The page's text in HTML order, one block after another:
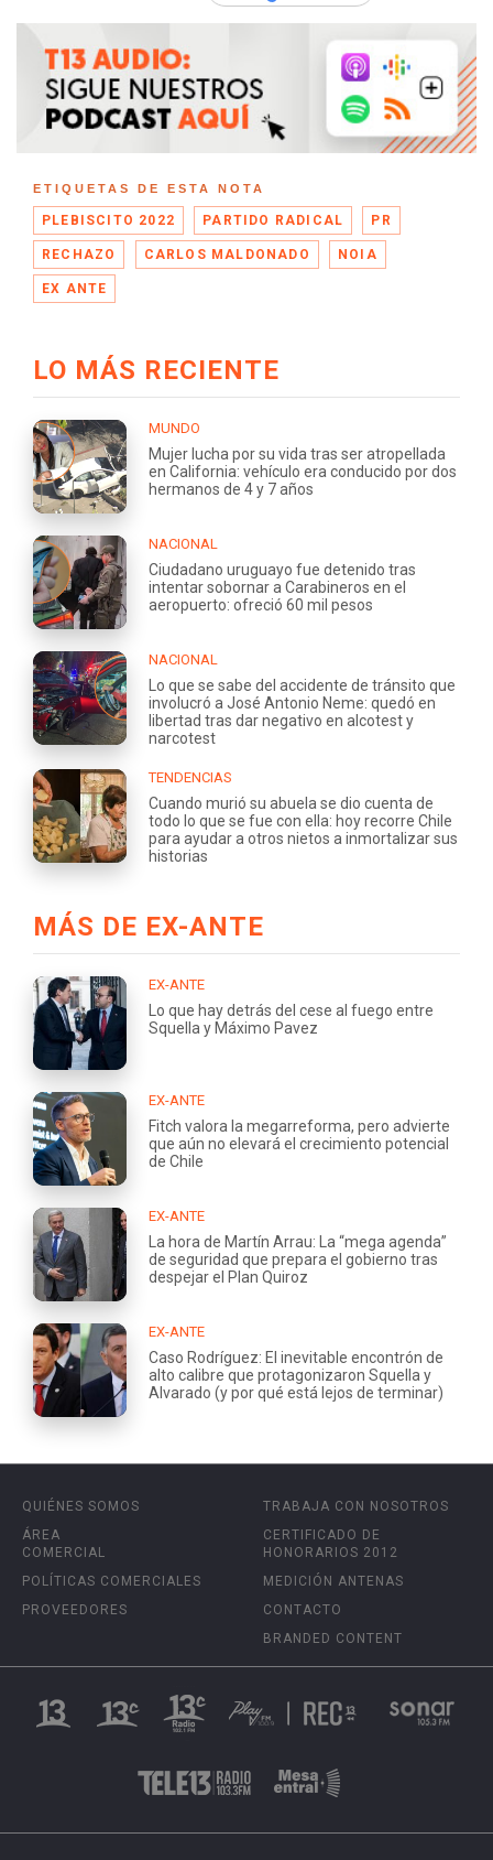
ETIQUETAS DE ESTA NOTA
PLEBISCITO 2022 PARTIDO RADICAL PR
RECHAZO CARLOS MALDONADO NOIA
EX ANTE
LO MÁS RECIENTE
MUNDO
Mujer lucha por su vida tras ser atropellada
en California: vehículo era conducido por dos
hermanos de 4 y 7 años
NACIONAL
Ciudadano uruguayo fue detenido tras
intentar sobornar a Carabineros en el
aeropuerto: ofreció 60 mil pesos
NACIONAL
Lo que se sabe del accidente de tránsito que
involucró a José Antonio Neme: quedó en
libertad tras dar negativo en alcotest y
narcotest
TENDENCIAS
Cuando murió su abuela se dio cuenta de
todo lo que se fue con ella: hoy recorre Chile
para ayudar a otros nietos a inmortalizar sus
historias
MÁS DE EX-ANTE
EX-ANTE
Lo que hay detrás del cese al fuego entre
Squella y Máximo Pavez
EX-ANTE
Fitch valora la megarreforma, pero advierte
que aún no elevará el crecimiento potencial
de Chile
EX-ANTE
La hora de Martín Arrau: La “mega agenda”
de seguridad que prepara el gobierno tras
despejar el Plan Quiroz
EX-ANTE
Caso Rodríguez: El inevitable encontrón de
alto calibre que protagonizaron Squella y
Alvarado (y por qué está lejos de terminar)
QUIÉNES SOMOS
ÁREA
COMERCIAL
POLÍTICAS COMERCIALES
PROVEEDORES
TRABAJA CON NOSOTROS
CERTIFICADO DE
HONORARIOS 2012
MEDICIÓN ANTENAS
CONTACTO
BRANDED CONTENT